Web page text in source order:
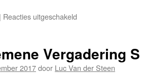
| Reacties uitgeschakeld
Tornooi
2017
Vergadering
2017door Luc Van der Steen